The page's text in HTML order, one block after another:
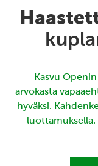
Kasvu
arvokasta
hyväksi.
luottamuksella.